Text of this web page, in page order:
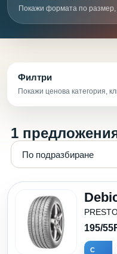
Покажи формата по размер,
Филтри
Покажи ценова категория,
1
195/
C